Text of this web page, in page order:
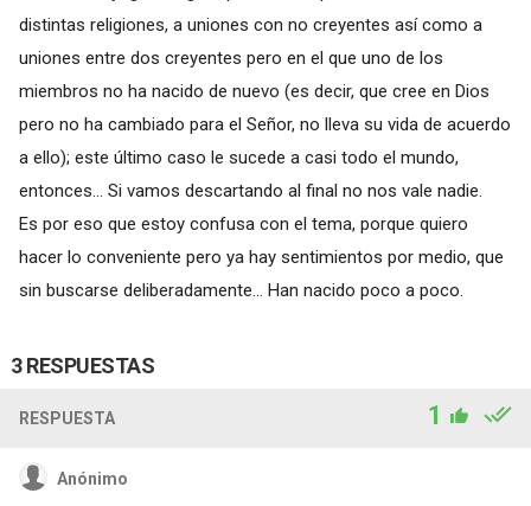
distintas religiones, a uniones con no creyentes así como a
uniones entre dos creyentes pero en el que uno de los
miembros no ha nacido de nuevo (es decir, que cree en Dios
pero no ha cambiado para el Señor, no lleva su vida de acuerdo
a ello); este último caso le sucede a casi todo el mundo,
entonces... Si vamos descartando al final no nos vale nadie.
Es por eso que estoy confusa con el tema, porque quiero
hacer lo conveniente pero ya hay sentimientos por medio, que
sin buscarse deliberadamente... Han nacido poco a poco.
3 RESPUESTAS
RESPUESTA 1
Anónimo